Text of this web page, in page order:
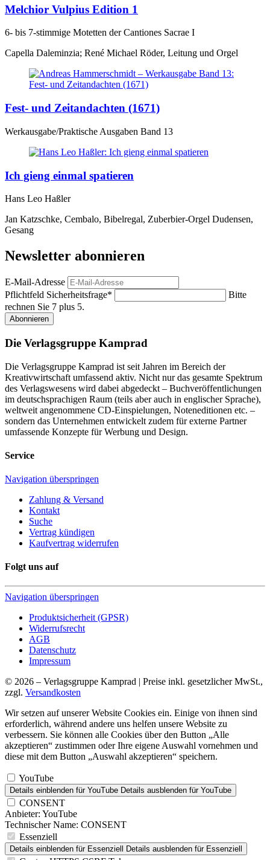
Melchior Vulpius Edition 1
6- bis 7-stimmige Motetten der Cantiones Sacrae I
Capella Daleminzia; René Michael Röder, Leitung und Orgel
Fest- und Zeitandachten (1671)
Werkausgabe/Praktische Ausgaben Band 13
Ich gieng einmal spatieren
Hans Leo Haßler
Jan Katzschke, Cembalo, Bibelregal, Zuberbier-Orgel Dudensen,
Gesang
Newsletter abonnieren
E-Mail-Adresse
Pflichtfeld Sicherheitsfrage*
Bitte
rechnen Sie 7 plus 5.
Abonnieren
Die Verlagsgruppe Kamprad
Die Verlagsgruppe Kamprad ist seit Jahren im Bereich der
Kreativwirtschaft umfassend aktiv. Nicht nur das gesamte Spektrum
des Verlagswesens wird dabei abgedeckt – Buchveröffentlichungen
im deutschsprachigen Raum (teils aber auch in englischer Sprache),
weltweit angenommene CD-Einspielungen, Noteneditionen etc. –
sondern das Unternehmen entwickelt zudem für externe Partner
umfassende Konzepte für Werbung und Design.
Service
Navigation überspringen
Zahlung & Versand
Kontakt
Suche
Vertrag kündigen
Kaufvertrag widerrufen
Folgt uns auf
Navigation überspringen
Produktsicherheit (GPSR)
Widerrufsrecht
AGB
Datenschutz
Impressum
© 2026 – Verlagsgruppe Kamprad | Preise inkl. gesetzlicher MwSt.,
zzgl. Versandkosten
Wir setzen auf unserer Website Cookies ein. Einige von ihnen sind
erforderlich, während andere uns helfen unsere Website zu
verbessern. Sie können alle Cookies über den Button „Alle
akzeptieren“ zustimmen oder Ihre eigene Auswahl vornehmen und
diese mit dem Button „Auswahl akzeptieren“ speichern.
YouTube
Details einblenden für YouTube Details ausblenden für YouTube
CONSENT
Anbieter: YouTube
Technischer Name: CONSENT
Essenziell
Details einblenden für Essenziell Details ausblenden für Essenziell